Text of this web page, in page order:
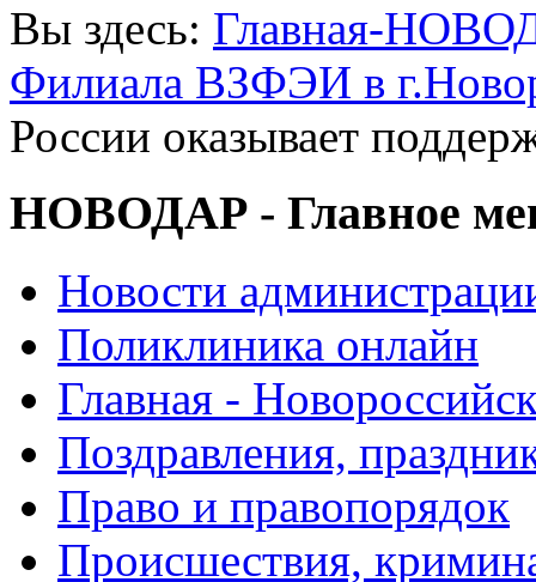
Вы здесь: Главная-
Филиала ВЗФЭИ в
России оказывает
НОВОДАР - Главное
Новости
Поликлиника онлайн
Главная -
Поздравления,
Право и правопорядок
Происшествия,